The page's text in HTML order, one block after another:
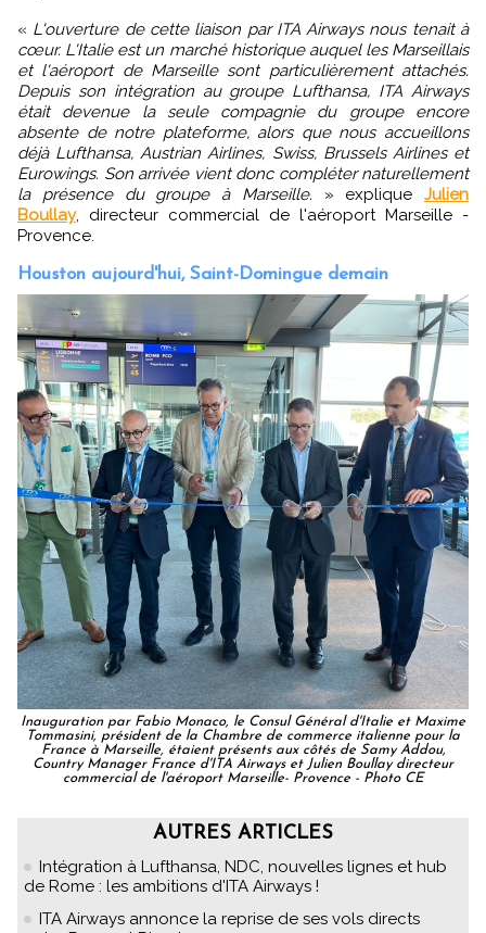
« L'ouverture de cette liaison par ITA Airways nous tenait à
cœur. L'Italie est un marché historique auquel les Marseillais
et l'aéroport de Marseille sont particulièrement attachés.
Depuis son intégration au groupe Lufthansa, ITA Airways
était devenue la seule compagnie du groupe encore
absente de notre plateforme, alors que nous accueillons
déjà Lufthansa, Austrian Airlines, Swiss, Brussels Airlines et
Eurowings. Son arrivée vient donc compléter naturellement
la présence du groupe à Marseille. » explique Julien
Boullay, directeur commercial de l'aéroport Marseille -
Provence.
Houston aujourd'hui, Saint-Domingue demain
Inauguration par Fabio Monaco, le Consul Général d'Italie et Maxime
Tommasini, président de la Chambre de commerce italienne pour la
France à Marseille, étaient présents aux côtés de Samy Addou,
Country Manager France d'ITA Airways et Julien Boullay directeur
commercial de l'aéroport Marseille- Provence - Photo CE
AUTRES ARTICLES
Intégration à Lufthansa, NDC, nouvelles lignes et hub
de Rome : les ambitions d'ITA Airways !
ITA Airways annonce la reprise de ses vols directs